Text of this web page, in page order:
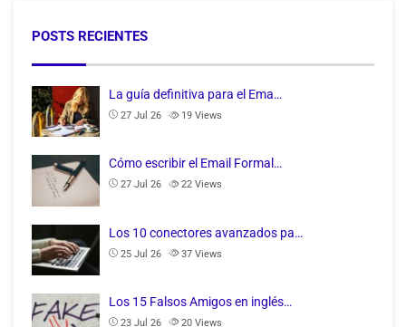
POSTS RECIENTES
La guía definitiva para el Ema…
27 Jul 26 19 Views
Cómo escribir el Email Formal…
27 Jul 26 22 Views
Los 10 conectores avanzados pa…
25 Jul 26 37 Views
Los 15 Falsos Amigos en inglés…
23 Jul 26 20 Views